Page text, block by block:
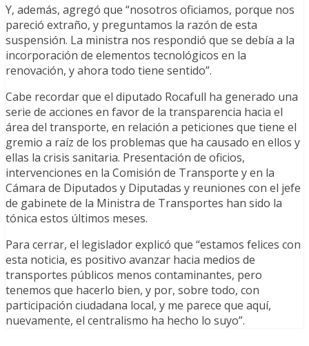
Y, además, agregó que “nosotros oficiamos, porque nos
pareció extraño, y preguntamos la razón de esta
suspensión. La ministra nos respondió que se debía a la
incorporación de elementos tecnológicos en la
renovación, y ahora todo tiene sentido”.
Cabe recordar que el diputado Rocafull ha generado una
serie de acciones en favor de la transparencia hacia el
área del transporte, en relación a peticiones que tiene el
gremio a raíz de los problemas que ha causado en ellos y
ellas la crisis sanitaria. Presentación de oficios,
intervenciones en la Comisión de Transporte y en la
Cámara de Diputados y Diputadas y reuniones con el jefe
de gabinete de la Ministra de Transportes han sido la
tónica estos últimos meses.
Para cerrar, el legislador explicó que “estamos felices con
esta noticia, es positivo avanzar hacia medios de
transportes públicos menos contaminantes, pero
tenemos que hacerlo bien, y por, sobre todo, con
participación ciudadana local, y me parece que aquí,
nuevamente, el centralismo ha hecho lo suyo”.